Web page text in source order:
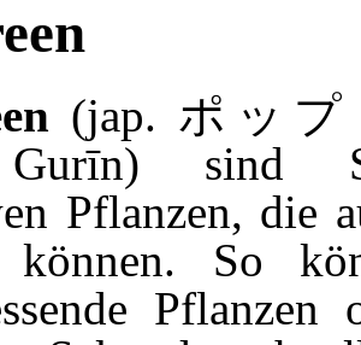
(jap. ポッ
sind
Pflanzen, die
können. So
Pflanzen